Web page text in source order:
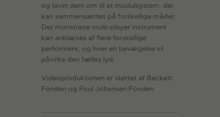
og lavet dem om til et modulsystem, der
kan sammensættes på forskellige måder.
Det monstrøse multi-player instrument
kan anblæses af flere forskellige
performere, og hver en bevægelse vil
påvirke den fælles lyd.
Videoproduktionen er støttet af Beckett
Fonden og Poul Johansen Fonden